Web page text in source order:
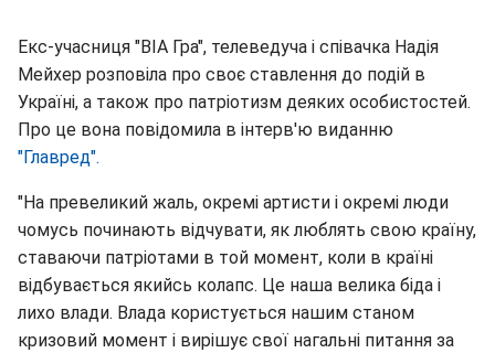
Екс-учасниця "ВІА Гра", телеведуча і співачка Надія
Мейхер розповіла про своє ставлення до подій в
Україні, а також про патріотизм деяких особистостей.
Про це вона повідомила в інтерв'ю виданню
"Главред".
"На превеликий жаль, окремі артисти і окремі люди
чомусь починають відчувати, як люблять свою країну,
ставаючи патріотами в той момент, коли в країні
відбувається якийсь колапс. Це наша велика біда і
лихо влади. Влада користується нашим станом
кризовий момент і вирішує свої нагальні питання за